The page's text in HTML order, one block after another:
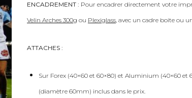
ENCADREMENT : Pour encadrer directement votre
Velin Arches 300g ou Plexiglass, avec un cadre boite ou
ATTACHES :
Sur Forex (40×60 et 60×80) et Aluminium (40×60 et
(diamètre 60mm) inclus dans le prix.